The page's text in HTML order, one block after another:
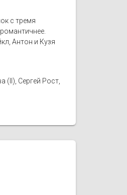
с тремя
Антон и Кузя
(II), Сергей Рост,